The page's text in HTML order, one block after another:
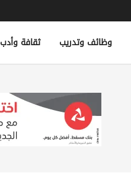
وظائف وتدريب ثقافة وأدب